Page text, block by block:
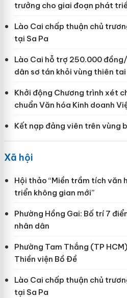
trưởng cho giai đoạn phát
Lào Cai chấp thuận chủ
tại Sa Pa
Lào Cai hỗ trợ 250.000
dân sơ tán khỏi vùng thiên tai
Khởi động Chương trình xét
chuẩn Văn hóa Kinh doanh
Kết nạp đảng viên trên vùng
Xã hội
Hội thảo “Miền trầm tích văn
triển không gian mới”
Phường Hồng Gai: Bố trí 7
nhân dân
Phường Tam Thắng (TP
Thiền viện Bồ Đề
Lào Cai chấp thuận chủ
tại Sa Pa